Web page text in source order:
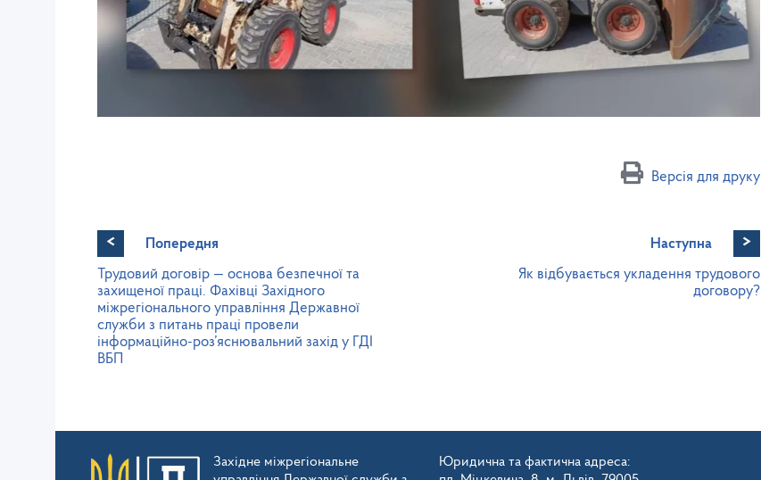
Версія для друку
<
Попередня
Трудовий договір — основа безпечної та
захищеної праці. Фахівці Західного
міжрегіонального управління Державної
служби з питань праці провели
інформаційно-роз’яснювальний захід у ГДІ
ВБП
Наступна >
Як відбувається укладення трудового
договору?
Західне міжрегіональне
Юридична та фактична адреса: